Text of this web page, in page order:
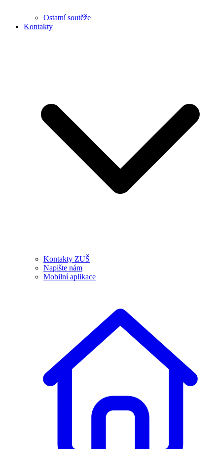
Ostatní soutěže
Kontakty
Kontakty ZUŠ
Napište nám
Mobilní aplikace